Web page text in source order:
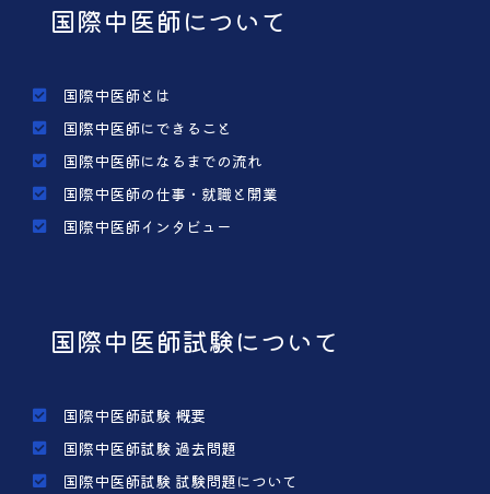
国際中医師について
国際中医師とは
国際中医師にできること
国際中医師になるまでの流れ
国際中医師の仕事・就職と開業
国際中医師インタビュー
国際中医師試験について
国際中医師試験 概要
国際中医師試験 過去問題
国際中医師試験 試験問題について